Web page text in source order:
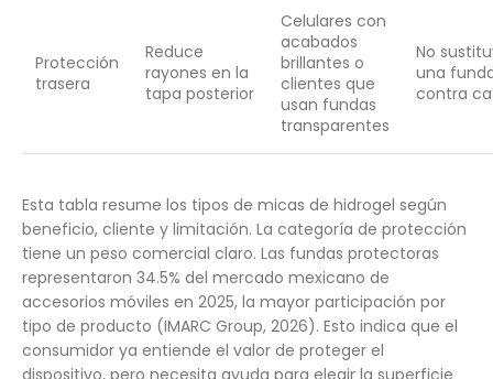
Protección
trasera
Reduce
rayones en la
tapa posterior
Celulares con
acabados
brillantes o
clientes que
usan fundas
transparentes
No
una
contra
Esta tabla resume los tipos de micas de hidrogel según
beneficio, cliente y limitación. La categoría de protección
tiene un peso comercial claro. Las fundas protectoras
representaron 34.5% del mercado mexicano de
accesorios móviles en 2025, la mayor participación por
tipo de producto (IMARC Group, 2026). Esto indica que el
consumidor ya entiende el valor de proteger el
dispositivo, pero necesita ayuda para elegir la superficie